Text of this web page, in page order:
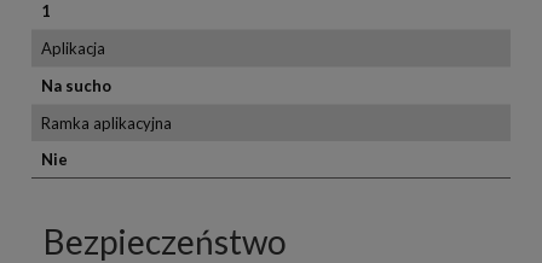
1
Aplikacja
Na sucho
Ramka aplikacyjna
Nie
Bezpieczeństwo